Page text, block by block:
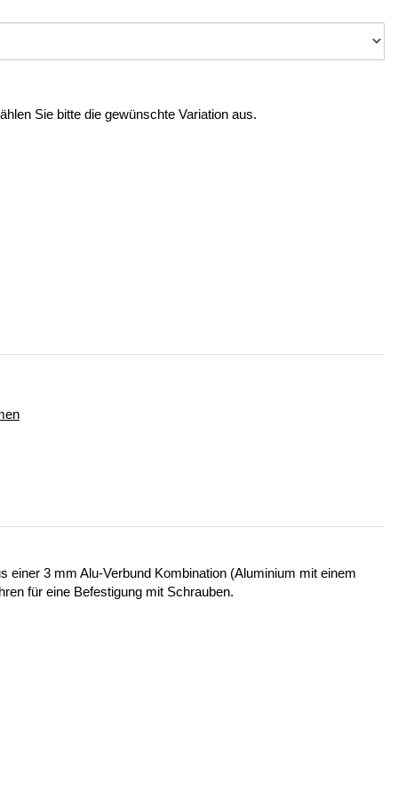
Sie bitte die gewünschte Variation aus.
3 mm Alu-Verbund Kombination (Aluminium mit einem
für eine Befestigung mit Schrauben.